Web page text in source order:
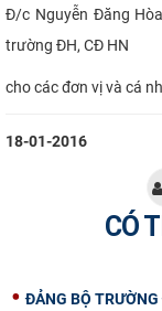
Đ/c Nguyễn Đăng
trường ĐH, CĐ HN
cho các đơn vị và cá
18-01-2016
CÓ
ĐẢNG BỘ